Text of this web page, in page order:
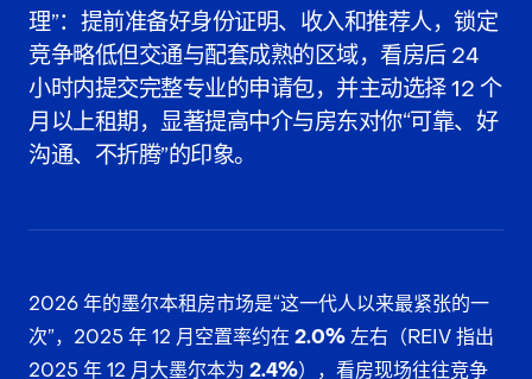
理”：提前准备好身份证明、收入和推荐人，锁定
竞争略低但交通与配套成熟的区域，看房后 24
小时内提交完整专业的申请包，并主动选择 12 个
月以上租期，显著提高中介与房东对你“可靠、好
沟通、不折腾”的印象。
2026 年的墨尔本租房市场是“这一代人以来最紧张的一
次”，2025 年 12 月空置率约在 2.0%左右（REIV 指出
2025 年 12 月大墨尔本为 2.4%），看房现场往往竞争